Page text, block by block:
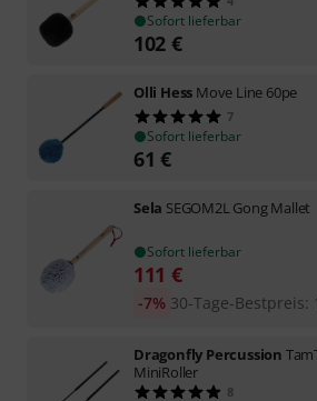
Sofort lieferbar
102 €
Olli Hess Move Line 60pe
7
Sofort lieferbar
61 €
Sela SEGOM2L Gong Mallet
Sofort lieferbar
111 €
30-Tage-Bestpreis:
-7%
Dragonfly Percussion
MiniRoller
8